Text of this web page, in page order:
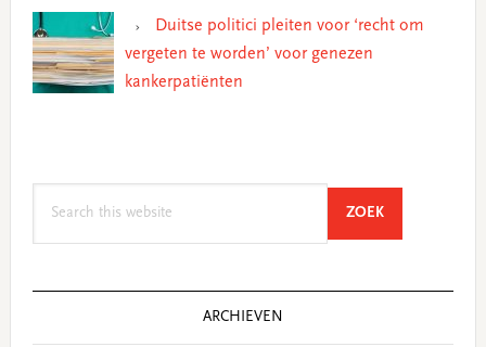
Duitse politici pleiten voor ‘recht om
vergeten te worden’ voor genezen
kankerpatiënten
ZOEKSEARCH
ARCHIEVEN